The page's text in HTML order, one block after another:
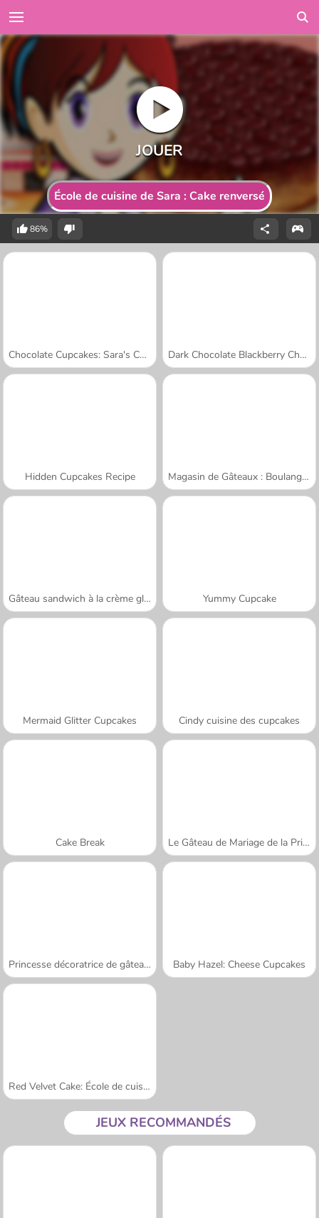
École de cuisine de Sara : Cake renversé
86%
Chocolate Cupcakes: Sara's Cooking Class Dark Chocolate Blackberry Cheesecake: Sara's Cooking Class
Hidden Cupcakes Recipe Magasin de Gâteaux : Boulangerie
Gâteau sandwich à la crème glacée Yummy Cupcake
Mermaid Glitter Cupcakes Cindy cuisine des cupcakes
Cake Break Le Gâteau de Mariage de la Princesse
Princesse décoratrice de gâteaux Baby Hazel: Cheese Cupcakes
Red Velvet Cake: École de cuisine de Sara
JEUX RECOMMANDÉS